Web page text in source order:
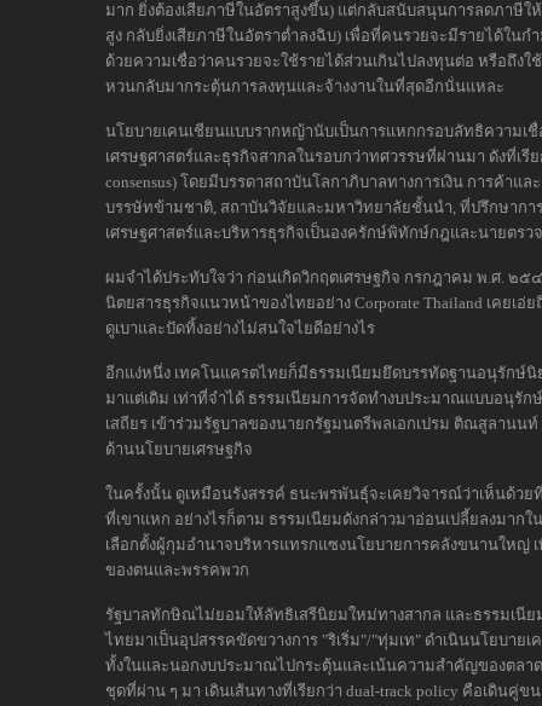
มาก ยิ่งต้องเสียภาษีในอัตราสูงขึ้น) แต่กลับสนับสนุนการลดภาษีให้
สูง กลับยิ่งเสียภาษีในอัตราต่ำลงฉิบ) เพื่อที่คนรวยจะมีรายได้ใน
ด้วยความเชื่อว่าคนรวยจะใช้รายได้ส่วนเกินไปลงทุนต่อ หรือถึง
หวนกลับมากระตุ้นการลงทุนและจ้างงานในที่สุดอีกนั่นแหละ
นโยบายเคนเชียนแบบรากหญ้านับเป็นการแหกกรอบลัทธิความเ
เศรษฐศาสตร์และธุรกิจสากลในรอบกว่าทศวรรษที่ผ่านมา ดังที่เรี
consensus) โดยมีบรรดาสถาบันโลกาภิบาลทางการเงิน การค้าแ
บรรษัทข้ามชาติ, สถาบันวิจัยและมหาวิทยาลัยชั้นนำ, ที่ปรึกษาก
เศรษฐศาสตร์และบริหารธุรกิจเป็นองครักษ์พิทักษ์กฎและนายตรว
ผมจำได้ประทับใจว่า ก่อนเกิดวิกฤตเศรษฐกิจ กรกฎาคม พ.ศ. ๒
นิตยสารธุรกิจแนวหน้าของไทยอย่าง Corporate Thailand เคยเอ่
ดูเบาและปัดทิ้งอย่างไม่สนใจไยดีอย่างไร
อีกแง่หนึ่ง เทคโนแครตไทยก็มีธรรมเนียมยึดบรรทัดฐานอนุรักษ์
มาแต่เดิม เท่าที่จำได้ ธรรมเนียมการจัดทำงบประมาณแบบอนุ
เสถียร เข้าร่วมรัฐบาลของนายกรัฐมนตรีพลเอกเปรม ติณสูลาน
ด้านนโยบายเศรษฐกิจ
ในครั้งนั้น ดูเหมือนรังสรรค์ ธนะพรพันธุ์จะเคยวิจารณ์ว่าเห็นด้ว
ที่เขาแหก อย่างไรก็ตาม ธรรมเนียมดังกล่าวมาอ่อนเปลี้ยลงมาก
เลือกตั้งผู้กุมอำนาจบริหารแทรกแซงนโยบายการคลังขนานใหญ่
ของตนและพรรคพวก
รัฐบาลทักษิณไม่ยอมให้ลัทธิเสรีนิยมใหม่ทางสากล และธรรมเนี
ไทยมาเป็นอุปสรรคขัดขวางการ "ริเริ่ม"/"ทุ่มเท" ดำเนินนโยบาย
ทั้งในและนอกงบประมาณไปกระตุ้นและเน้นความสำคัญของตลา
ชุดที่ผ่าน ๆ มา เดินเส้นทางที่เรียกว่า dual-track policy คือเดินคู่